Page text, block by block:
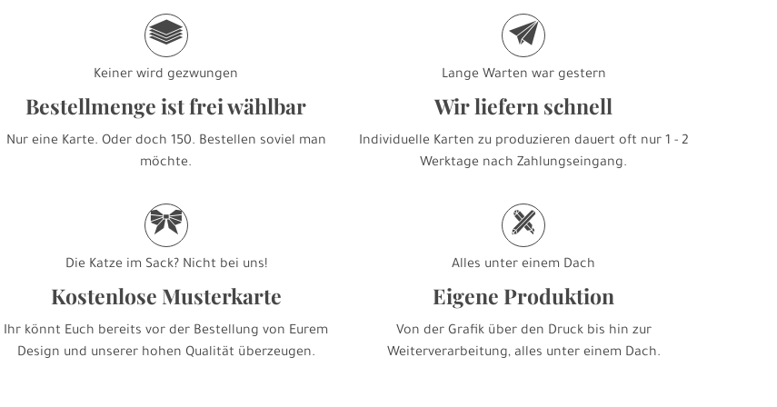
g
Keiner wird gezwungen
Bestellmenge ist frei wählbar
Nur eine Karte. Oder doch 150. Bestellen soviel man
möchte.
e
Lange Warten war gestern
Wir liefern schnell
Individuelle Karten zu produzieren dauert oft nur 1 - 2
Werktage nach Zahlungseingang.
r
Die Katze im Sack? Nicht bei uns!
Kostenlose Musterkarte
Ihr könnt Euch bereits vor der Bestellung von Eurem
Design und unserer hohen Qualität überzeugen.
h
Alles unter einem Dach
Eigene Produktion
Von der Grafik über den Druck bis hin zur
Weiterverarbeitung, alles unter einem Dach.